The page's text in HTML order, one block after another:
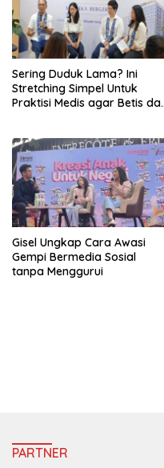
Sering Duduk Lama? Ini
Stretching Simpel Untuk
Praktisi Medis agar Betis
Gisel Ungkap Cara Awasi
Gempi Bermedia Sosial
tanpa Menggurui
PARTNER